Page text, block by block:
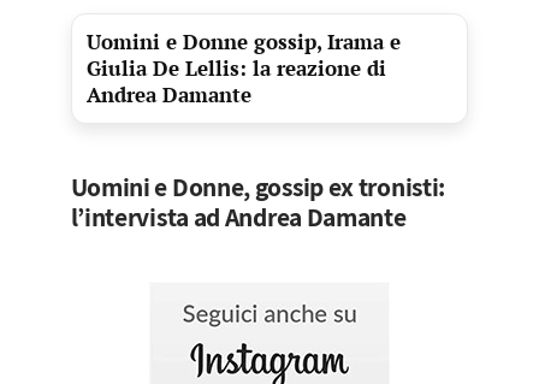
Uomini e Donne gossip, Irama e
Giulia De Lellis: la reazione di
Andrea Damante
Uomini e Donne, gossip ex tronisti:
l’intervista ad Andrea Damante